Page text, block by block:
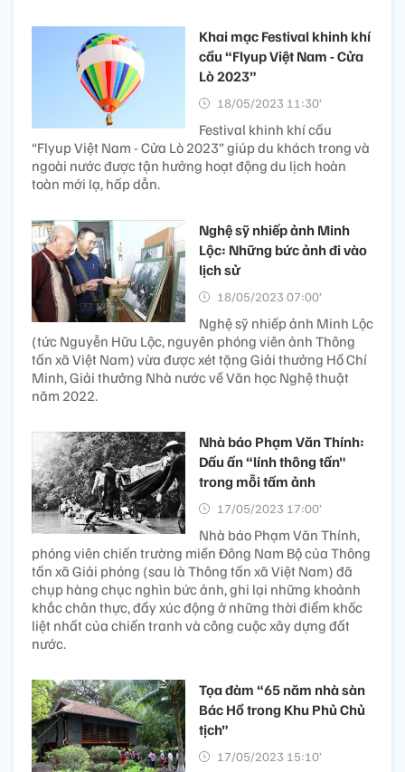
Khai mạc Festival khinh khí
cầu “Flyup Việt Nam - Cửa
Lò 2023”
18/05/2023 11:30’
Festival khinh khí cầu
“Flyup Việt Nam - Cửa Lò 2023” giúp du khách trong và
ngoài nước được tận hưởng hoạt động du lịch hoàn
toàn mới lạ, hấp dẫn.
Nghệ sỹ nhiếp ảnh Minh
Lộc: Những bức ảnh đi vào
lịch sử
18/05/2023 07:00’
Nghệ sỹ nhiếp ảnh Minh Lộc
(tức Nguyễn Hữu Lộc, nguyên phóng viên ảnh Thông
tấn xã Việt Nam) vừa được xét tặng Giải thưởng Hồ Chí
Minh, Giải thưởng Nhà nước về Văn học Nghệ thuật
năm 2022.
Nhà báo Phạm Văn Thính:
Dấu ấn “lính thông tấn"
trong mỗi tấm ảnh
17/05/2023 17:00’
Nhà báo Phạm Văn Thính,
phóng viên chiến trường miền Đông Nam Bộ của Thông
tấn xã Giải phóng (sau là Thông tấn xã Việt Nam) đã
chụp hàng chục nghìn bức ảnh, ghi lại những khoảnh
khắc chân thực, đầy xúc động ở những thời điểm khốc
liệt nhất của chiến tranh và công cuộc xây dựng đất
nước.
Tọa đàm “65 năm nhà sàn
Bác Hồ trong Khu Phủ Chủ
tịch”
17/05/2023 15:10’